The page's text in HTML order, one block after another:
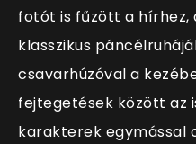
fotót is fűzött a hírhez,
klasszikus
csavarhúzóval a
fejtegetések között az
karakterek egymással